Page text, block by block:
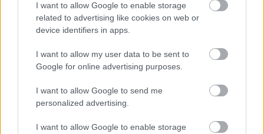
I want to allow Google to enable storage
related to advertising like cookies on web or
device identifiers in apps.
I want to allow my user data to be sent to
Google for online advertising purposes.
I want to allow Google to send me
personalized advertising.
I want to allow Google to enable storage
det stor risiko for å trene seg i senk.
det system på det. Den største faren er at unge
utøvere kopierer, sier Rogn til Langrenn.com.
Interessert i trening? Her har vi samlet stoff om